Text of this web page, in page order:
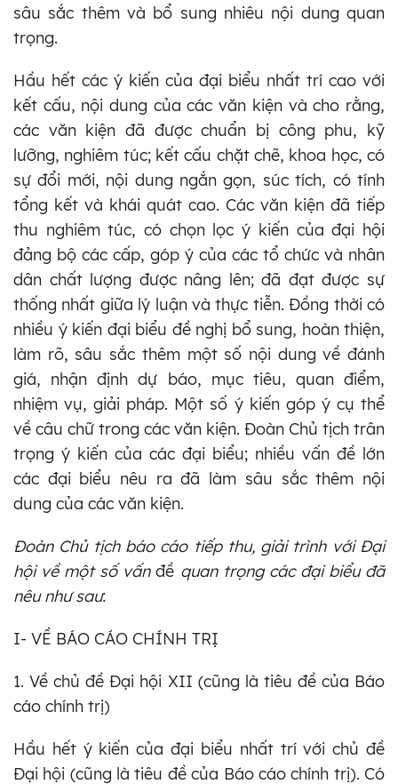
sâu sắc thêm và bổ sung nhiêu nội dung quan
trọng.
Hầu hết các ý kiến của đại biểu nhất trí cao với
kết cấu, nội dung của các văn kiện và cho rằng,
các văn kiện đã được chuẩn bị công phu, kỹ
lưỡng, nghiêm túc; kết cấu chặt chẽ, khoa học, có
sự đổi mới, nội dung ngắn gọn, súc tích, có tính
tổng kết và khái quát cao. Các văn kiện đã tiếp
thu nghiêm túc, có chọn lọc ý kiến của đại hội
đảng bộ các cấp, góp ý của các tổ chức và nhân
dân chất lượng được nâng lên; đã đạt được sự
thống nhất giữa lý luận và thực tiễn. Đồng thời có
nhiều ý kiến đại biểu đề nghị bổ sung, hoàn thiện,
làm rõ, sâu sắc thêm một số nội dung về đánh
giá, nhận định dự báo, mục tiêu, quan điểm,
nhiệm vụ, giải pháp. Một số ý kiến góp ý cụ thể
về câu chữ trong các văn kiện. Đoàn Chủ tịch trân
trọng ý kiến của các đại biểu; nhiều vấn đề lớn
các đại biểu nêu ra đã làm sâu sắc thêm nội
dung của các văn kiện.
Đoàn Chủ tịch báo cáo tiếp thu, giải trình với Đại
hội về một số vấnđề quan trọng các đại biểu đã
nêu như sau:
I- VỀ BÁO CÁO CHÍNH TRỊ
1. Về chủ đề Đại hội XII (cũng là tiêu đề của Báo
cáo chính trị)
Hầu hết ý kiến của đại biểu nhất trí với chủ đề
Đại hội (cũng là tiêu đề của Báo cáo chính trị). Có